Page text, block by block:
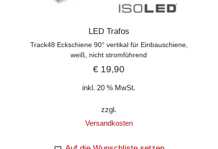
LED Trafos
Track48 Eckschiene 90° vertikal für Einbauschiene,
weiß, nicht stromführend
€ 19,90
inkl. 20 % MwSt.
zzgl.
Versandkosten